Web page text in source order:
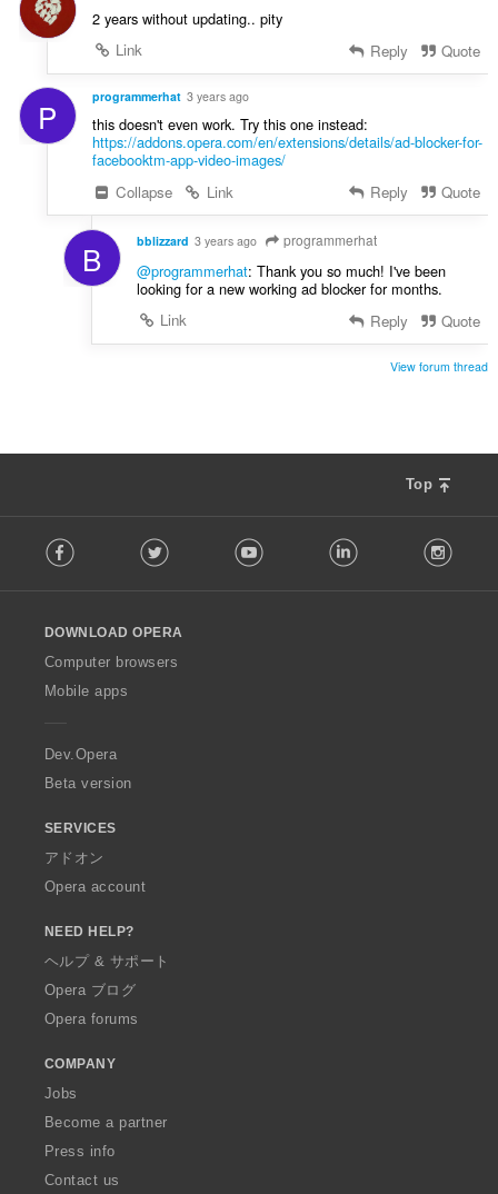
2 years without updating.. pity
Link
Reply Quote
P programmerhat 3 years ago
this doesn't even work. Try this one instead:
https://addons.opera.com/en/extensions/details/ad-blocker-for-
facebooktm-app-video-images/
Collapse
Link Reply Quote
B bblizzard 3 years ago programmerhat
@programmerhat: Thank you so much! I've been
looking for a new working ad blocker for months.
Link
Reply Quote
View forum thread
Top
o
w
O
p
a
Facebook Twitter Youtube LinkedIn
DOWNLOAD OPERA
Computer browsers
Mobile apps
Dev.Opera
Beta version
SERVICES
アドオン
Opera account
NEED HELP?
ヘルプ & サポート
Opera ブログ
Opera forums
COMPANY
Jobs
Become a partner
Press info
Contact us